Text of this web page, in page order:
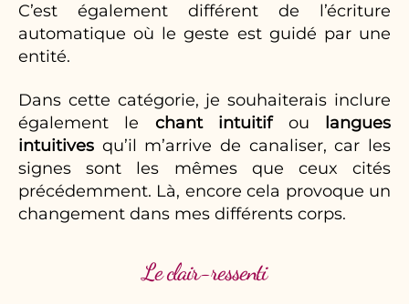
C’est également différent de l’écriture
automatique où le geste est guidé par une
entité.
Dans cette catégorie, je souhaiterais inclure
également le chant intuitif ou langues
intuitives qu’il m’arrive de canaliser, car les
signes sont les mêmes que ceux cités
précédemment. Là, encore cela provoque un
changement dans mes différents corps.
Le clair-ressenti